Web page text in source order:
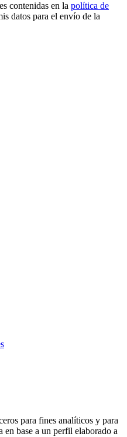
contenidas en la política de
datos para el envío de la
para fines analíticos y para
base a un perfil elaborado a